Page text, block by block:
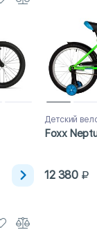
Детский
Foxx
12 380